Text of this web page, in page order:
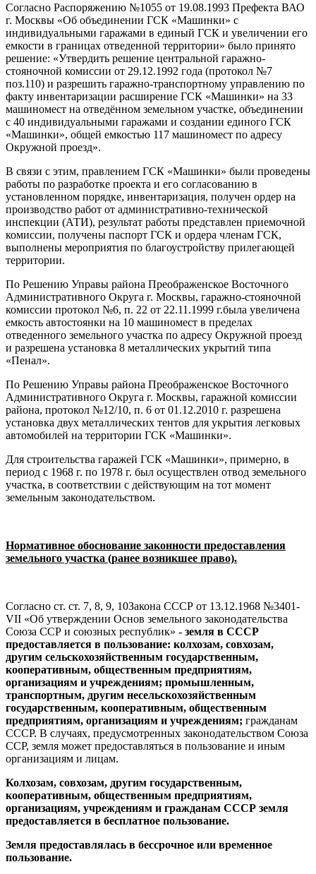
Согласно Распоряжению №1055 от 19.08.1993 Префекта ВАО
г. Москвы «Об объединении ГСК «Машинки» с
индивидуальными гаражами в единый ГСК и увеличении его
емкости в границах отведенной территории» было принято
решение: «Утвердить решение центральной гаражно-
стояночной комиссии от 29.12.1992 года (протокол №7
поз.110) и разрешить гаражно-транспортному управлению по
факту инвентаризации расширение ГСК «Машинки» на 33
машиномест на отведённом земельном участке, объединении
с 40 индивидуальными гаражами и создании единого ГСК
«Машинки», общей емкостью 117 машиномест по адресу
Окружной проезд».
В связи с этим, правлением ГСК «Машинки» были проведены
работы по разработке проекта и его согласованию в
установленном порядке, инвентаризация, получен ордер на
производство работ от административно-технической
инспекции (АТИ), результат работы представлен приемочной
комиссии, получены паспорт ГСК и ордера членам ГСК,
выполнены мероприятия по благоустройству прилегающей
территории.
По Решению Управы района Преображенское Восточного
Административного Округа г. Москвы, гаражно-стояночной
комиссии протокол №6, п. 22 от 22.11.1999 г.была увеличена
емкость автостоянки на 10 машиномест в пределах
отведенного земельного участка по адресу Окружной проезд
и разрешена установка 8 металлических укрытий типа
«Пенал».
По Решению Управы района Преображенское Восточного
Административного Округа г. Москвы, гаражной комиссии
района, протокол №12/10, п. 6 от 01.12.2010 г. разрешена
установка двух металлических тентов для укрытия легковых
автомобилей на территории ГСК «Машинки».
Для строительства гаражей ГСК «Машинки», примерно, в
период с 1968 г. по 1978 г. был осуществлен отвод земельного
участка, в соответствии с действующим на тот момент
земельным законодательством.
Нормативное обоснование законности предоставления
земельного участка (ранее возникшее право).
Согласно ст. ст. 7, 8, 9, 10Закона СССР от 13.12.1968 №3401-
VII «Об утверждении Основ земельного законодательства
Союза ССР и союзных республик» - земля в СССР
предоставляется в пользование: колхозам, совхозам,
другим сельскохозяйственным государственным,
кооперативным, общественным предприятиям,
организациям и учреждениям; промышленным,
транспортным, другим несельскохозяйственным
государственным, кооперативным, общественным
предприятиям, организациям и учреждениям; гражданам
СССР. В случаях, предусмотренных законодательством Союза
ССР, земля может предоставляться в пользование и иным
организациям и лицам.
Колхозам, совхозам, другим государственным,
кооперативным, общественным предприятиям,
организациям, учреждениям и гражданам СССР земля
предоставляется в бесплатное пользование.
Земля предоставлялась в бессрочное или временное
пользование.